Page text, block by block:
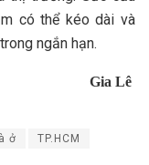
có thể kéo dài và
ngắn hạn.
Gia Lê
ở TP.HCM